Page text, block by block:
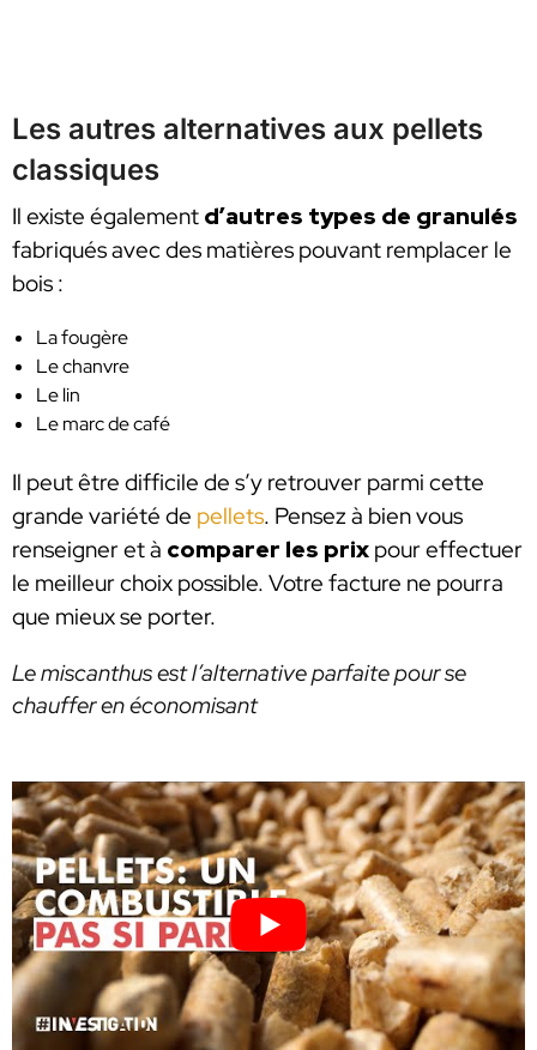
Les autres alternatives aux pellets
classiques
Il existe également d’autres types de granulés
fabriqués avec des matières pouvant remplacer le
bois :
La fougère
Le chanvre
Le lin
Le marc de café
Il peut être difficile de s’y retrouver parmi cette
grande variété de pellets. Pensez à bien vous
renseigner et à comparer les prix pour effectuer
le meilleur choix possible. Votre facture ne pourra
que mieux se porter.
Le miscanthus est l’alternative parfaite pour se
chauffer en économisant